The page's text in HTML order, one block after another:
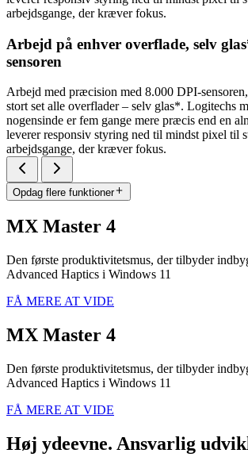
arbejdsgange, der kræver fokus.
Arbejd på enhver overflade, selv
sensoren
Arbejd med præcision med 8.000 DPI-
stort set alle overflader – selv glas*. Logitechs
nogensinde er fem gange mere præcis end en
leverer responsiv styring ned til mindst pixel til
arbejdsgange, der kræver fokus.
Opdag flere funktioner
MX Master 4
Den første produktivitetsmus, der tilbyder
Advanced Haptics i Windows 11
FÅ MERE AT VIDE
MX Master 4
Den første produktivitetsmus, der tilbyder
Advanced Haptics i Windows 11
FÅ MERE AT VIDE
Høj ydeevne. Ansvarlig